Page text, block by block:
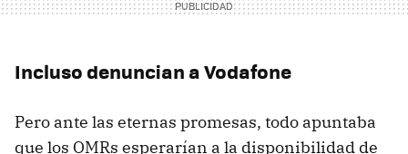
Incluso denuncian a Vodafone
Pero ante las eternas promesas, todo apuntaba
que los OMRs esperarían a la disponibilidad de